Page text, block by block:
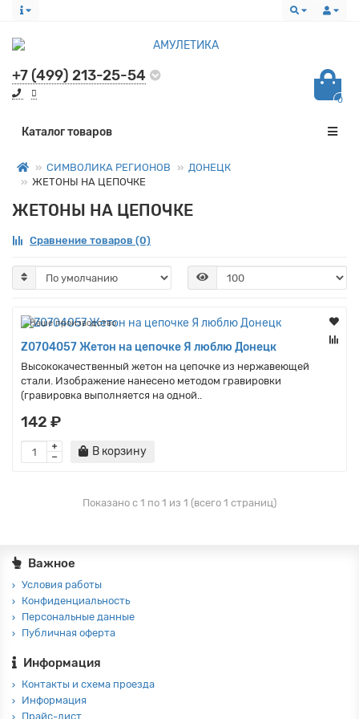
+7 (499) 213-25-54
0
Все категории
Каталог товаров
СИМВОЛИКА РЕГИОНОВ
ДОНЕЦК
ЖЕТОНЫ НА ЦЕПОЧКЕ
ЖЕТОНЫ НА ЦЕПОЧКЕ
Сравнение товаров (0)
Наше производство
Z0704057 Жетон на цепочке Я люблю Донецк
Высококачественный жетон на цепочке из нержавеющей
стали. Изображение нанесено методом гравировки
(гравировка выполняется на одной..
142 ₽
В корзину
Показано с 1 по 1 из 1 (всего 1 страниц)
Важное
Условия работы
Конфиденциальность
Персональные данные
Публичная оферта
Информация
Контакты и схема проезда
Информация
Прайс-лист